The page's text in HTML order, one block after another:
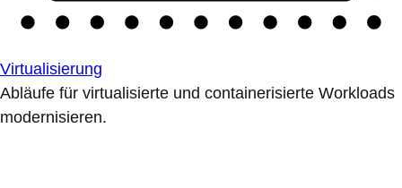
Virtualisierung
Abläufe für virtualisierte und containerisierte Workloads
modernisieren.